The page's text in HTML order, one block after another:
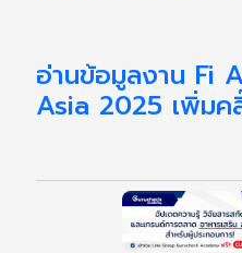
อ่านข้อมูลงาน Fi
Asia 2025 เพิ่มค